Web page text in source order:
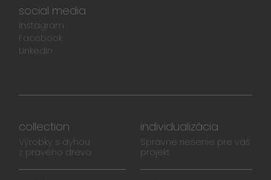
social media
Instagram
Facebook
LinkedIn
collection
Výrobky s dyhou
z pravého dreva
individualizácia
Správne riešenie pre váš
projekt